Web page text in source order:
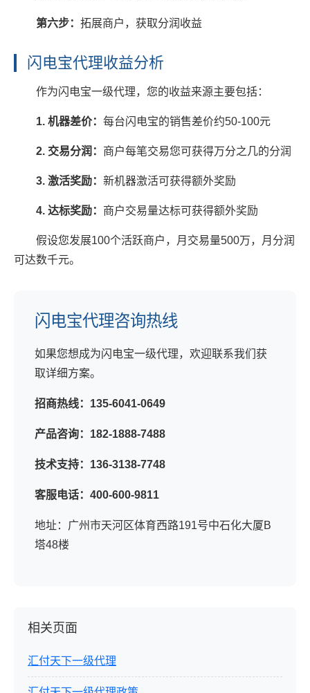
第六步： 拓展商户，获取分润收益
闪电宝代理收益分析
作为闪电宝一级代理，您的收益来源主要包括：
1. 机器差价： 每台闪电宝的销售差价约50-100元
2. 交易分润： 商户每笔交易您可获得万分之几的分润
3. 激活奖励： 新机器激活可获得额外奖励
4. 达标奖励： 商户交易量达标可获得额外奖励
假设您发展100个活跃商户，月交易量500万，月分润
可达数千元。
闪电宝代理咨询热线
如果您想成为闪电宝一级代理，欢迎联系我们获
取详细方案。
招商热线：135-6041-0649
产品咨询：182-1888-7488
技术支持：136-3138-7748
客服电话：400-600-9811
地址：广州市天河区体育西路191号中石化大厦B
塔48楼
相关页面
汇付天下一级代理